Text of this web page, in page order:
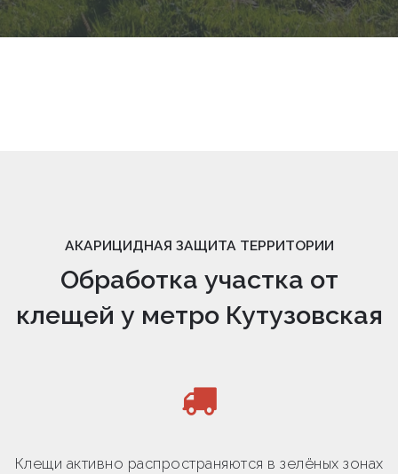
АКАРИЦИДНАЯ ЗАЩИТА ТЕРРИТОРИИ
Обработка участка от
клещей у метро Кутузовская
Клещи активно распространяются в зелёных зонах